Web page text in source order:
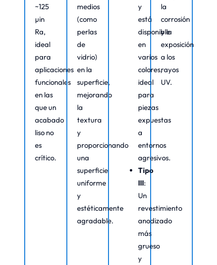
~125
µin
Ra,
ideal
para
aplicaciones
funcionales
en las
que un
acabado
liso no
es
crítico.
medios
(como
perlas
de
vidrio)
en la
superficie,
mejorando
la
textura
y
proporcionando
una
superficie
uniforme
y
estéticamente
agradable.
y
está
disponible
en
varios
colores,
ideal
para
piezas
expuestas
a
entornos
agresivos.
Tipo
III:
Un
revestimiento
anodizado
más
grueso
y
la
corrosión
y la
exposición
a los
rayos
UV.